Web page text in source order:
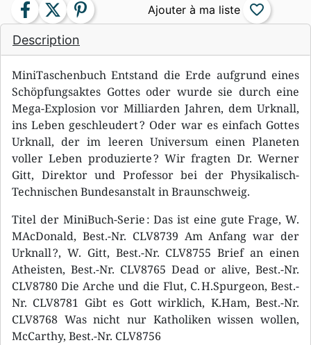
Description
MiniTaschenbuch Entstand die Erde aufgrund eines
Schöpfungsaktes Gottes oder wurde sie durch eine
Mega-Explosion vor Milliarden Jahren, dem Urknall,
ins Leben geschleudert ? Oder war es einfach Gottes
Urknall, der im leeren Universum einen Planeten
voller Leben produzierte ? Wir fragten Dr. Werner
Gitt, Direktor und Professor bei der Physikalisch-
Technischen Bundesanstalt in Braunschweig.
Titel der MiniBuch-Serie : Das ist eine gute Frage, W.
MAcDonald, Best.-Nr. CLV8739 Am Anfang war der
Urknall ?, W. Gitt, Best.-Nr. CLV8755 Brief an einen
Atheisten, Best.-Nr. CLV8765 Dead or alive, Best.-Nr.
CLV8780 Die Arche und die Flut, C. H.Spurgeon, Best.-
Nr. CLV8781 Gibt es Gott wirklich, K.Ham, Best.-Nr.
CLV8768 Was nicht nur Katholiken wissen wollen,
McCarthy, Best.-Nr. CLV8756
facebook twitter pinterest favorite_border